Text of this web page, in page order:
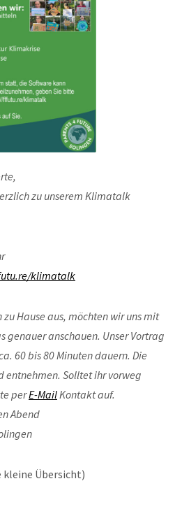
zu unserem Klimatalk
klimatalk
Hause aus, möchten wir uns mit
genauer anschauen. Unser Vortrag
60 bis 80 Minuten dauern. Die
entnehmen. Solltet ihr vorweg
perE-MailKontakt auf.
Abend
kleine Übersicht)